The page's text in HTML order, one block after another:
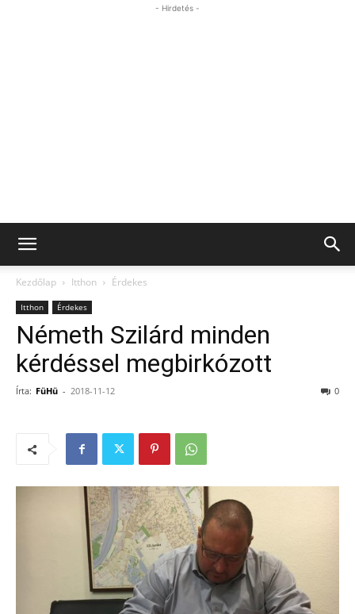
- Hirdetés -
Kezdőlap Itthon Érdekes
Itthon Érdekes
Németh Szilárd minden
kérdéssel megbirkózott
Írta: FüHü - 2018-11-12 0